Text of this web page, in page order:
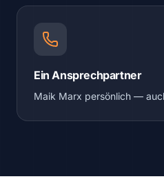
Ein Ansprechpartner
Maik Marx persönlich —